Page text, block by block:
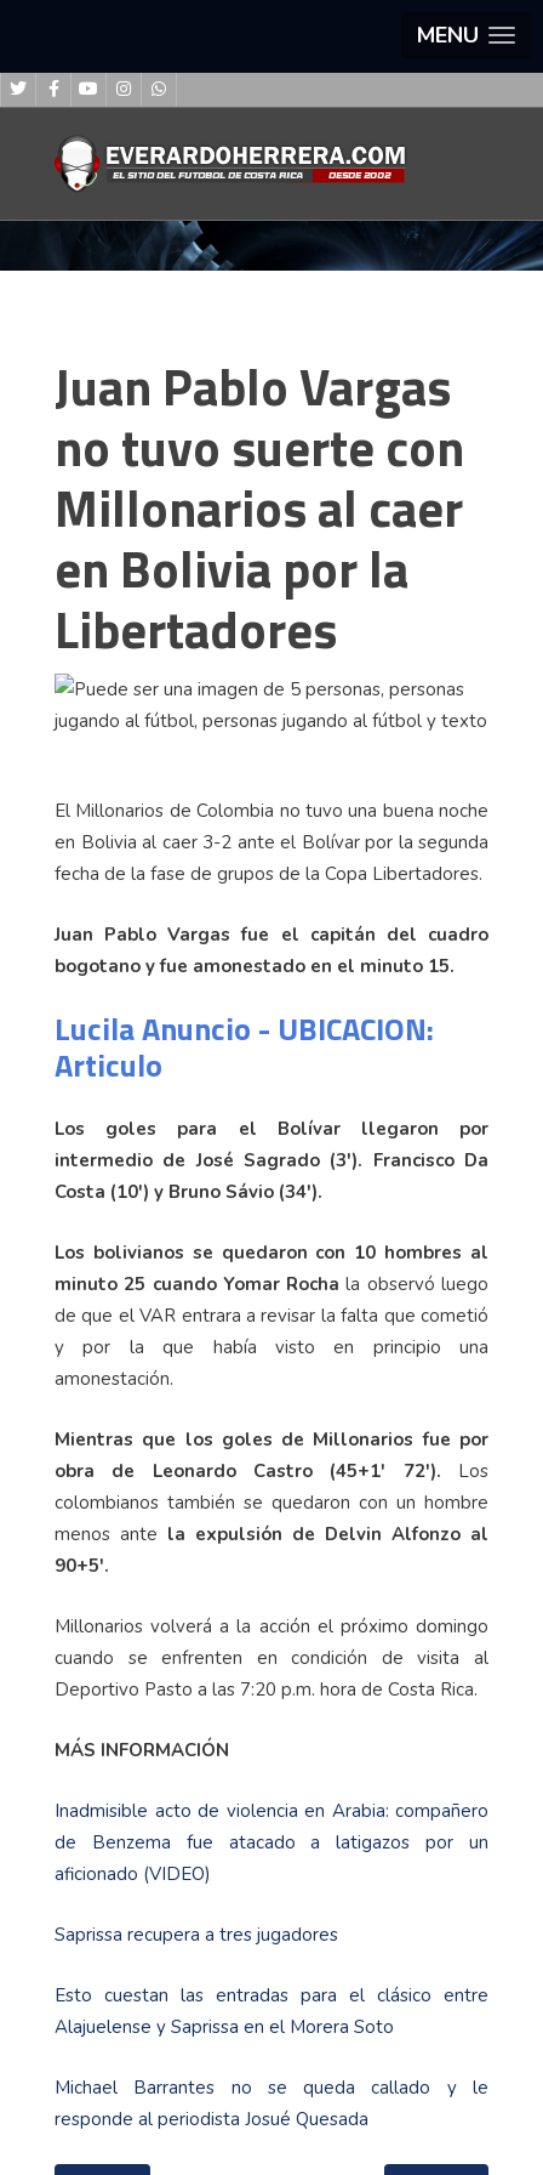
MENU
Juan Pablo Vargas
no tuvo suerte con
Millonarios al caer
en Bolivia por la
Libertadores
El Millonarios de Colombia no tuvo una buena noche
en Bolivia al caer 3-2 ante el Bolívar por la segunda
fecha de la fase de grupos de la Copa Libertadores.
Juan Pablo Vargas fue el capitán del cuadro
bogotano y fue amonestado en el minuto 15.
Lucila Anuncio - UBICACION:
Articulo
Los goles para el Bolívar llegaron por
intermedio de José Sagrado (3'). Francisco Da
Costa (10') y Bruno Sávio (34').
Los bolivianos se quedaron con 10 hombres al
minuto 25 cuando Yomar Rocha la observó luego
de que el VAR entrara a revisar la falta que cometió
y por la que había visto en principio una
amonestación.
Mientras que los goles de Millonarios fue por
obra de Leonardo Castro (45+1' 72'). Los
colombianos también se quedaron con un hombre
menos ante la expulsión de Delvin Alfonzo al
90+5'.
Millonarios volverá a la acción el próximo domingo
cuando se enfrenten en condición de visita al
Deportivo Pasto a las 7:20 p.m. hora de Costa Rica.
MÁS INFORMACIÓN
Inadmisible acto de violencia en Arabia: compañero
de Benzema fue atacado a latigazos por un
aficionado (VIDEO)
Saprissa recupera a tres jugadores
Esto cuestan las entradas para el clásico entre
Alajuelense y Saprissa en el Morera Soto
Michael Barrantes no se queda callado y le
responde al periodista Josué Quesada